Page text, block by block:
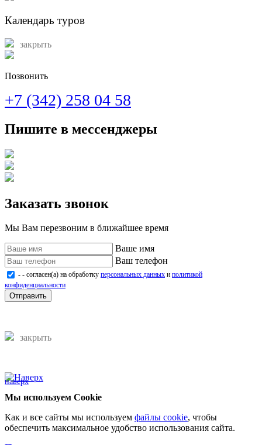
Календарь туров
закрыть
Позвонить
+7 (342) 258 04 58
Пишите в мессенджеры
Заказать звонок
Мы Вам перезвоним в ближайшее время
Ваше имя
Ваш телефон
- - согласен(а) на обработку персональных данных и политикой
конфиденциальности
Отправить
закрыть
наверх
Мы используем Cookie
Как и все сайты мы используем файлы cookie, чтобы
обеспечить максимальное удобство использования сайта.